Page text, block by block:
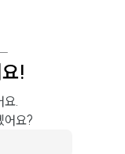
!
요.
어요?